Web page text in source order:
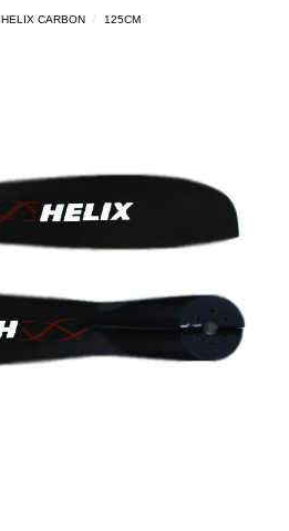
HELIX CARBON 125CM